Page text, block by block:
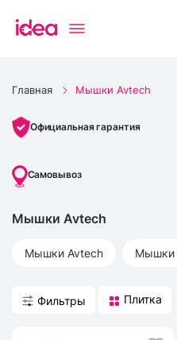
Главная Мышки Avtech
Официальная гарантия
Самовывоз
Мышки Avtech
Мышки Avtech Мышки
Фильтры Плитка